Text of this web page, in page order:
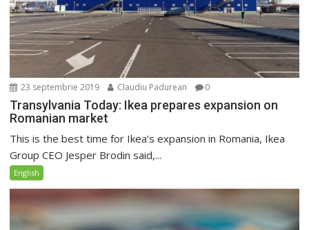
23 septembrie 2019 Claudiu Padurean 0
Transylvania Today: Ikea prepares expansion on
Romanian market
This is the best time for Ikea’s expansion in Romania, Ikea
Group CEO Jesper Brodin said,...
English